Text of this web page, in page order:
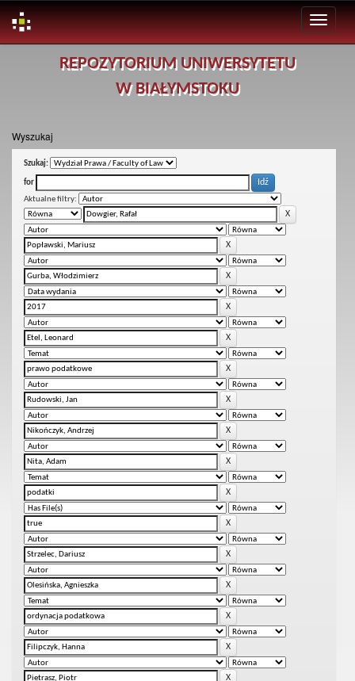
REPOZYTORIUM UNIWERSYTETU
W BIAŁYMSTOKU
Wyszukaj
Szukaj:
for
Aktualne filtry: